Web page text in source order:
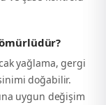
yağlama, gergi
doğabilir.
uygun değişim